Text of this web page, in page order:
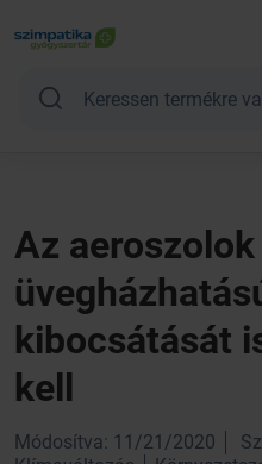
Az aeroszolok
kibocsátását
kell
Módosítva: 11/21/2020